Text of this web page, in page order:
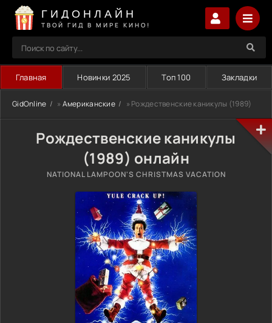
ГИДОНЛАЙН
ТВОЙ ГИД В МИРЕ КИНО!
Главная Новинки 2025 Топ 100 Закладки
GidOnline » Американские » Рождественские каникулы (1989)
Рождественские каникулы
(1989) онлайн
NATIONAL LAMPOON'S CHRISTMAS VACATION